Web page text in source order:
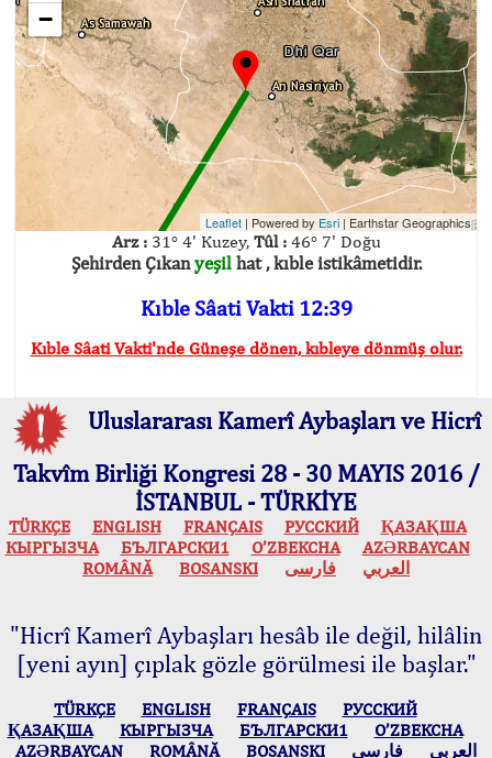
−
Leaflet | Powered by Esri | Earthstar Geographics
Arz :31° 4' Kuzey, Tûl :46° 7' Doğu
Şehirden Çıkanyeşilhat , kıble istikâmetidir.
Kıble Sâati Vakti 12:39
Kıble Sâati Vakti'nde Güneşe dönen, kıbleye dönmüş olur.
Uluslararası Kamerî Aybaşları ve Hicrî
Takvîm Birliği Kongresi 28 - 30 MAYIS 2016 /
İSTANBUL - TÜRKİYE
TÜRKÇE ENGLISH FRANÇAIS РУССКИЙ
ҚАЗАҚША
КЫPГЫЗЧA
БЪЛГАРСКИ1 O’ZBEKCHA
AZӘRBAYCAN
ROMÂNĂ
BOSANSKI العربي فارسی
"Hicrî Kamerî Aybaşları hesâb ile değil, hilâlin
[yeni ayın] çıplak gözle görülmesi ile başlar."
TÜRKÇE ENGLISH FRANÇAIS
РУССКИЙ
ҚАЗАҚША
КЫPГЫЗЧA БЪЛГАРСКИ1
O’ZBEKCHA
AZӘRBAYCAN
ROMÂNĂ BOSANSKI العربي فارسی